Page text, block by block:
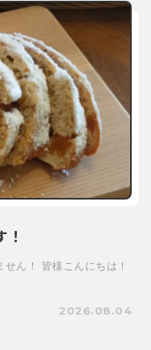
ん！ 皆様こんにちは！
2026.08.04